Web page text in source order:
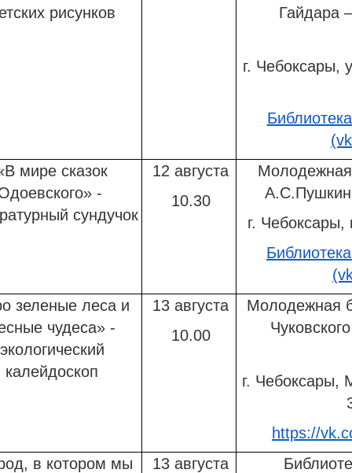
рисунков
Гайдара
г. Чебоксары,
мире сказок
-
сундучок
12 августа
10.30
г.
зеленые леса и
чудеса» -
экологический
калейдоскоп
13 августа
10.00
Молодежная
г. Чебоксары,
https://
в котором мы
13 августа